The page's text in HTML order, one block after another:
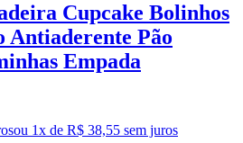
Cupcake Bolinhos
Antiaderente Pão
Empada
ou 1x de R$ 38,55 sem juros